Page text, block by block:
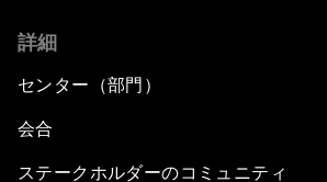
詳細
センター（部門）
会合
ステークホルダーのコミュニティ